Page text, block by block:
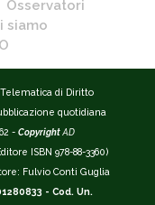
Osservatori
siamo
di Diritto
quotidiana
- Copyright AD
ISBN 978-88-3360)
Fulvio Conti Guglia
- Cod. Un.